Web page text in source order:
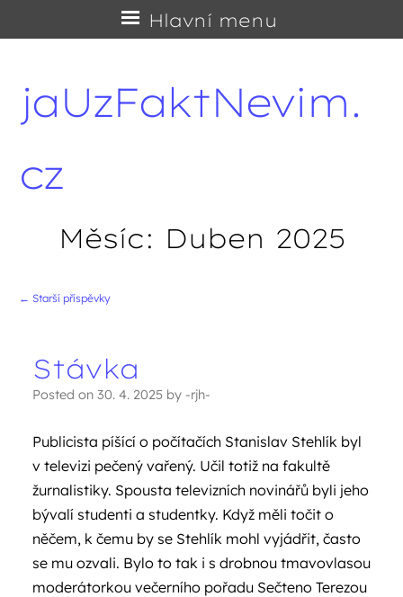
jaUzFaktNevim.
cz
Hlavní menu
na
Měsíc: Duben 2025
← Starší příspěvky
Stávka
Posted on 30. 4. 2025 by -rjh-
Publicista píšící o počítačích Stanislav Stehlík byl
v televizi pečený vařený. Učil totiž na fakultě
žurnalistiky. Spousta televizních novinářů byli jeho
bývalí studenti a studentky. Když měli točit o
něčem, k čemu by se Stehlík mohl vyjádřit, často
se mu ozvali. Bylo to tak i s drobnou tmavovlasou
moderátorkou večerního pořadu Sečteno Terezou